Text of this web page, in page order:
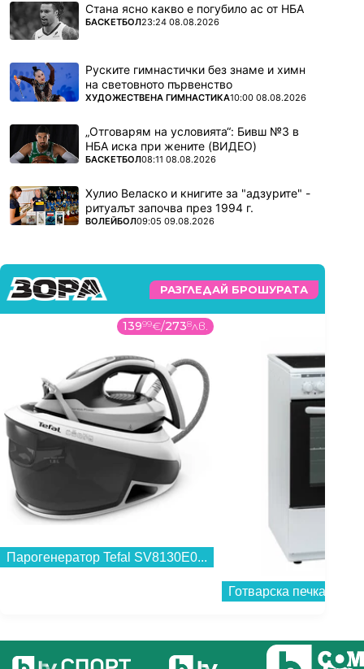
Стана ясно какво е погубило ас от НБА
ПОВЕЧЕ ОТ
БАСКЕТБОЛ23:24 08.08.2026
Руските гимнастички без знаме и химн
на световното първенство
ПОВЕЧЕ ОТ
ХУДОЖЕСТВЕНА ГИМНАСТИКА10:00 08.08.2026
„Отговарям на условията“: Бивш №3 в
НБА иска при жените (ВИДЕО)
ПОВЕЧЕ ОТ
БАСКЕТБОЛ08:11 08.08.2026
Хулио Веласко и книгите за "адзурите" -
ритуалът започва през 1994 г.
ПОВЕЧЕ ОТ
ВОЛЕЙБОЛ09:05 09.08.2026
РАЗГЛЕДАЙ БРОШУРАТА
13999€/2738лв.
Парогенератор Tefal SV8130E0...